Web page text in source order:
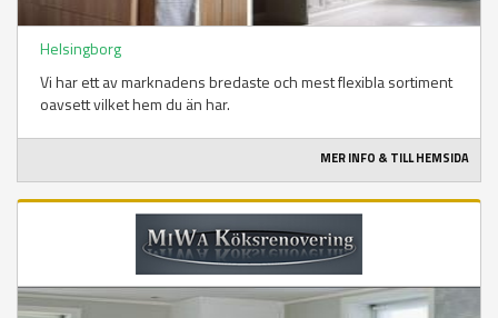
Helsingborg
Vi har ett av marknadens bredaste och mest flexibla sortiment
oavsett vilket hem du än har.
MER INFO & TILL HEMSIDA